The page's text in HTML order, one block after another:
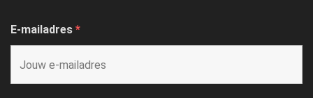
E-mailadres *